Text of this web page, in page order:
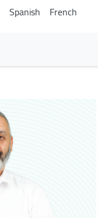
Spanish French